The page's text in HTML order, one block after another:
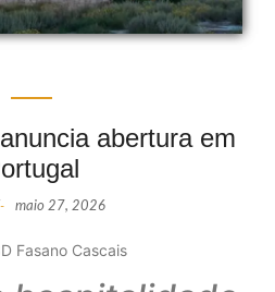
abertura em
- maio 27, 2026
Fasano Cascais